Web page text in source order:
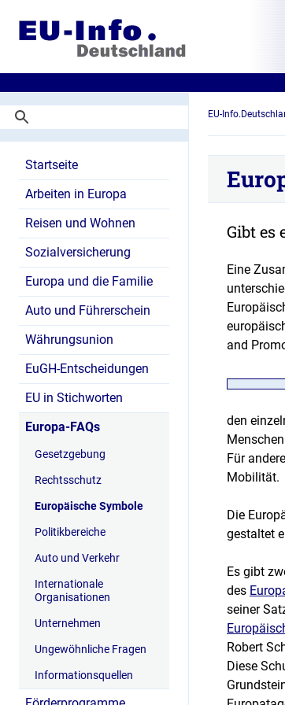
Startseite
Arbeiten in Europa
Reisen und Wohnen
Sozialversicherung
Europa und die Familie
Auto und Führerschein
Währungsunion
EuGH-Entscheidungen
EU in Stichworten
Europa-FAQs
Gesetzgebung
Rechtsschutz
Europäische Symbole
Politikbereiche
Auto und Verkehr
Internationale
Organisationen
Unternehmen
Ungewöhnliche Fragen
Informationsquellen
EU-
Gibt es
Eine
and
den
Für
Mobilität.
Die
gestaltet
Es gibt
des
seiner
Robert
Diese